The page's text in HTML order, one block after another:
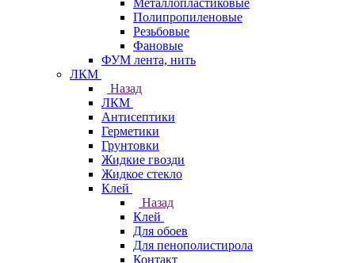
Металлопластиковые
Полипропиленовые
Резьбовые
Фановые
ФУМ лента, нить
ЛКМ
Назад
ЛКМ
Антисептики
Герметики
Грунтовки
Жидкие гвозди
Жидкое стекло
Клей
Назад
Клей
Для обоев
Для пенополистирола
Контакт